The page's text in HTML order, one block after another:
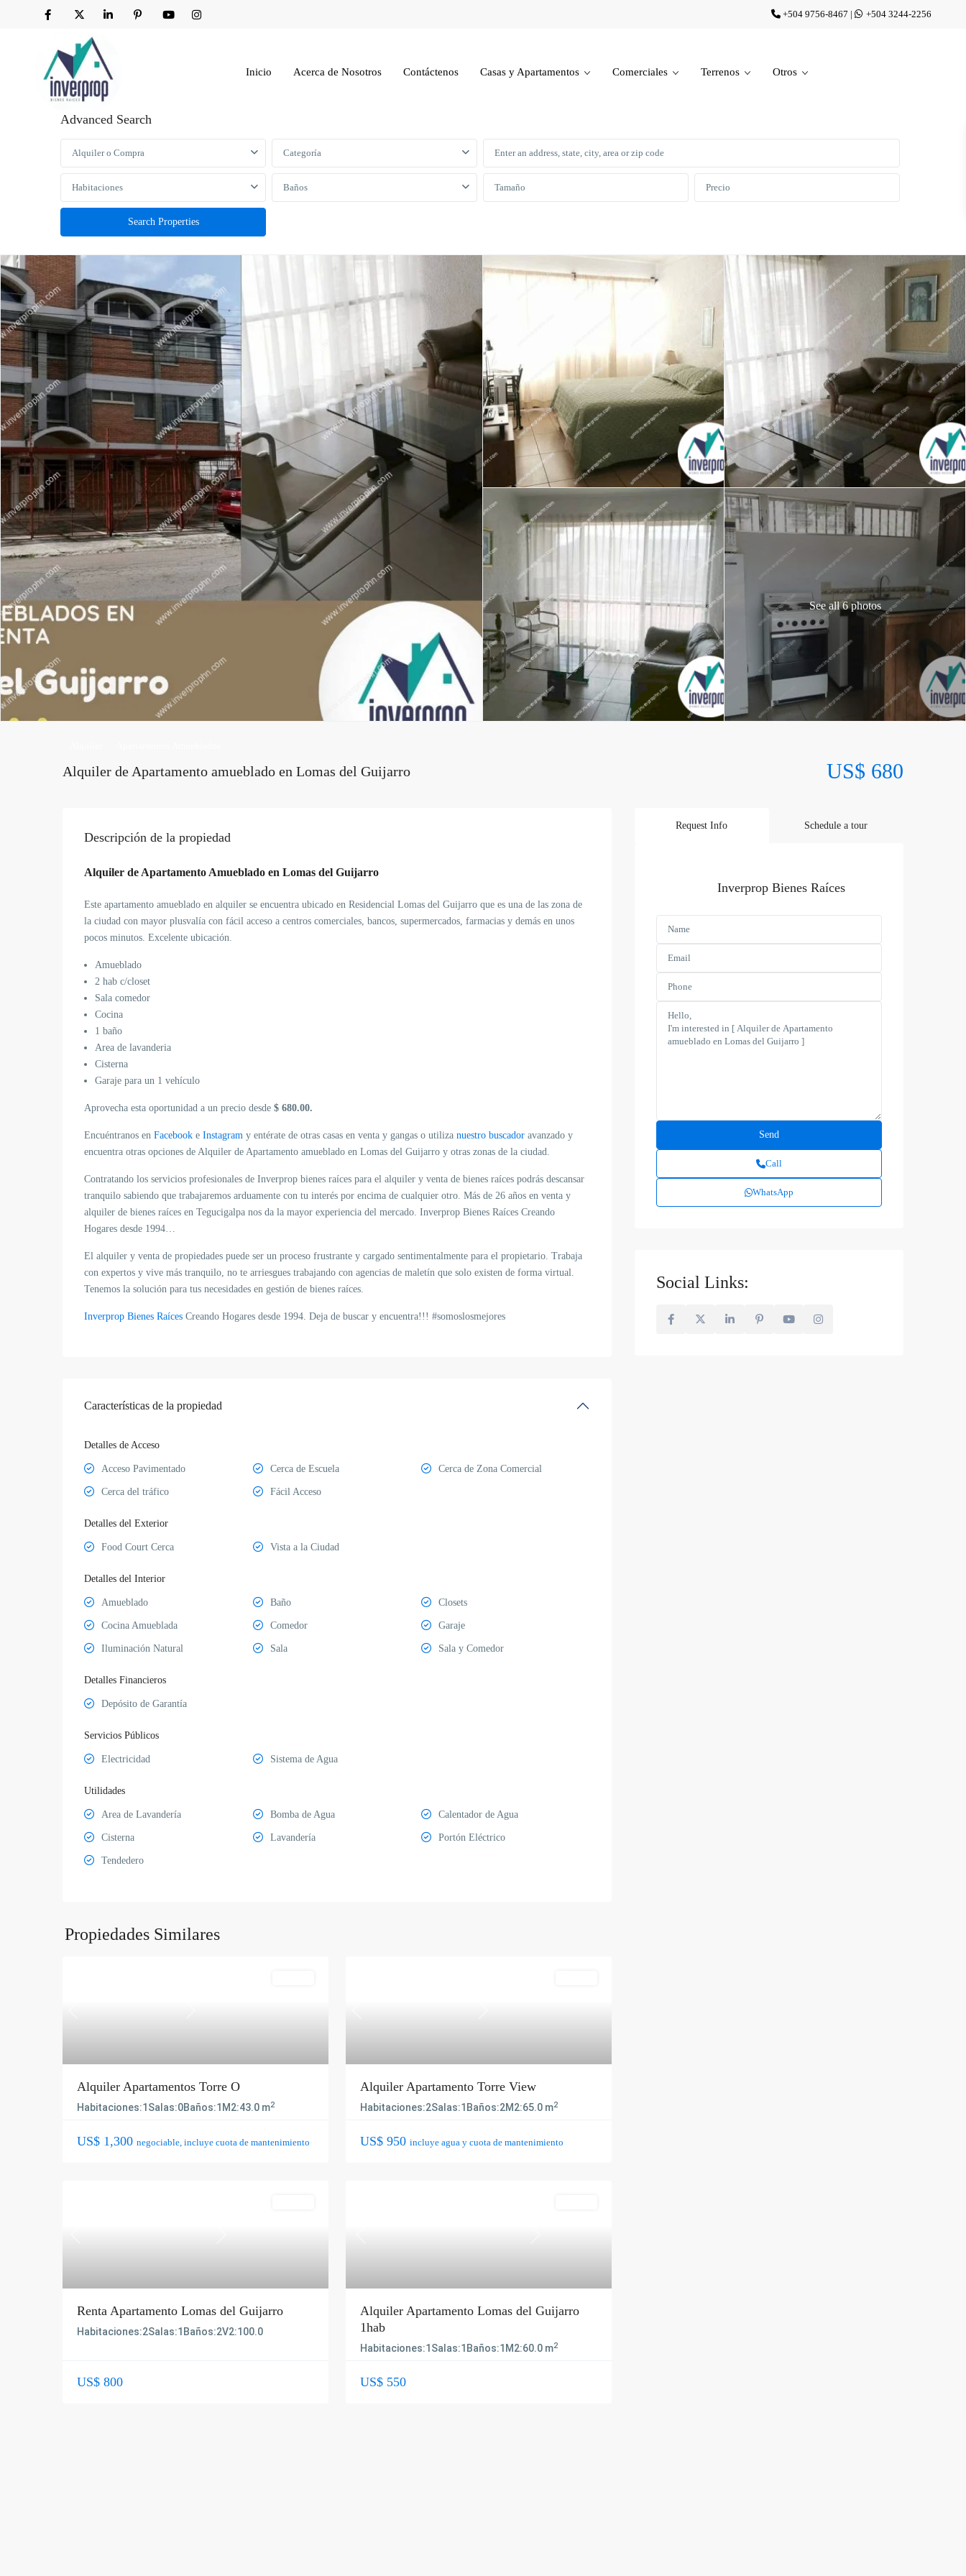
+504 9756-8467 | +504 3244-2256
Inicio Acerca de Nosotros Contáctenos Casas y Apartamentos Comerciales Terrenos Otros
Advanced Search
Alquiler o Compra Categoría
Habitaciones Baños
See all 6 photos
Alquiler de Apartamento amueblado en Lomas del Guijarro US$ 680
Descripción de la propiedad
Alquiler de Apartamento Amueblado en Lomas del Guijarro
Este apartamento amueblado en alquiler se encuentra ubicado en Residencial Lomas del Guijarro que es una de las zona de
la ciudad con mayor plusvalía con fácil acceso a centros comerciales, bancos, supermercados, farmacias y demás en unos
pocos minutos. Excelente ubicación.
Amueblado
2 hab c/closet
Sala comedor
Cocina
1 baño
Area de lavanderia
Cisterna
Garaje para un 1 vehículo
Aprovecha esta oportunidad a un precio desde $ 680.00.
Encuéntranos en Facebook e Instagram y entérate de otras casas en venta y gangas o utiliza nuestro buscador avanzado y
encuentra otras opciones de Alquiler de Apartamento amueblado en Lomas del Guijarro y otras zonas de la ciudad.
Contratando los servicios profesionales de Inverprop bienes raíces para el alquiler y venta de bienes raíces podrás descansar
tranquilo sabiendo que trabajaremos arduamente con tu interés por encima de cualquier otro. Más de 26 años en venta y
alquiler de bienes raíces en Tegucigalpa nos da la mayor experiencia del mercado. Inverprop Bienes Raíces Creando
Hogares desde 1994…
El alquiler y venta de propiedades puede ser un proceso frustrante y cargado sentimentalmente para el propietario. Trabaja
con expertos y vive más tranquilo, no te arriesgues trabajando con agencias de maletín que solo existen de forma virtual.
Tenemos la solución para tus necesidades en gestión de bienes raíces.
Inverprop Bienes Raíces Creando Hogares desde 1994. Deja de buscar y encuentra!!! #somoslosmejores
Características de la propiedad
Detalles de Acceso
Acceso Pavimentado Cerca de Escuela Cerca de Zona Comercial
Cerca del tráfico Fácil Acceso
Detalles del Exterior
Food Court Cerca Vista a la Ciudad
Detalles del Interior
Amueblado Baño Closets
Cocina Amueblada Comedor Garaje
Iluminación Natural Sala Sala y Comedor
Detalles Financieros
Depósito de Garantía
Servicios Públicos
Electricidad Sistema de Agua
Utilidades
Area de Lavandería Bomba de Agua Calentador de Agua
Cisterna Lavandería Portón Eléctrico
Tendedero
Propiedades Similares
Alquiler Apartamentos Torre O
Habitaciones:1 Salas:0Baños:1 M2:43.0 m2
US$ 1,300 negociable, incluye cuota de mantenimiento
Alquiler Apartamento Torre View
Habitaciones:2Salas:1 Baños:2M2:65.0 m2
US$ 950 incluye agua y cuota de mantenimiento
Renta Apartamento Lomas del Guijarro
Habitaciones:2Salas:1 Baños:2V2:100.0
US$ 800
Alquiler Apartamento Lomas del Guijarro
1hab
Habitaciones:1 Salas:1 Baños:1 M2:60.0 m2
US$ 550
Request Info Schedule a tour
Inverprop Bienes Raíces
Call
WhatsApp
Social Links: